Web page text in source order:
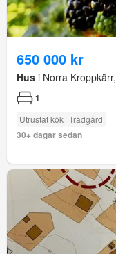
650 000 kr
Hus i Norra
1
Utrustat kök Trädgård
30+ dagar sedan